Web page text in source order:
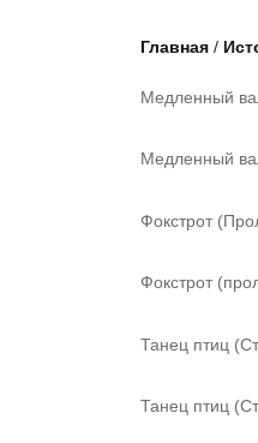
Главная /
Медленный
Медленный
Фокстрот
Фокстрот
Танец птиц
Танец птиц